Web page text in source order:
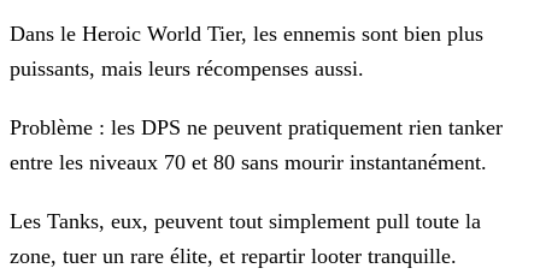
Dans le Heroic World Tier, les ennemis sont bien plus
puissants, mais leurs récompenses aussi.
Problème : les DPS ne peuvent pratiquement rien tanker
entre les niveaux 70 et 80 sans mourir instantanément.
Les Tanks, eux, peuvent tout simplement pull toute la
zone, tuer un rare élite, et repartir looter tranquille.